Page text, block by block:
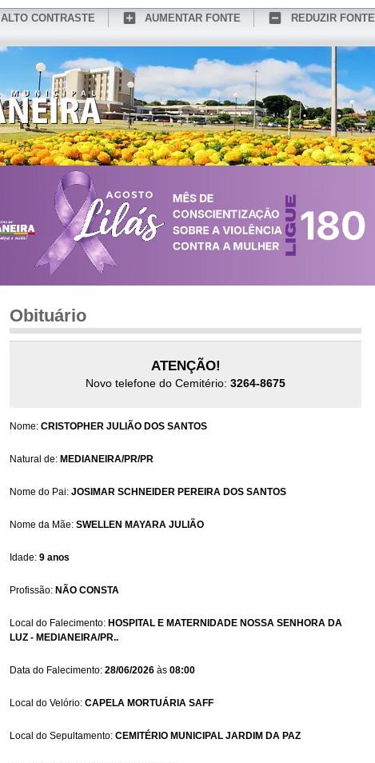
ALTO CONTRASTE AUMENTAR FONTE
REDUZIR FONTE
CONHEÇA MEDIANEIRA
Obituário
ATENÇÃO!
Novo telefone do Cemitério: 3264-8675
Nome: CRISTOPHER JULIÃO DOS SANTOS
Natural de: MEDIANEIRA/PR/PR
Nome do Pai: JOSIMAR SCHNEIDER PEREIRA DOS SANTOS
Nome da Mãe: SWELLEN MAYARA JULIÃO
Idade: 9 anos
Profissão: NÃO CONSTA
Local do Falecimento: HOSPITAL E MATERNIDADE NOSSA SENHORA DA
LUZ - MEDIANEIRA/PR..
Data do Falecimento: 28/06/2026 às 08:00
Local do Velório: CAPELA MORTUÁRIA SAFF
Local do Sepultamento: CEMITÉRIO MUNICIPAL JARDIM DA PAZ